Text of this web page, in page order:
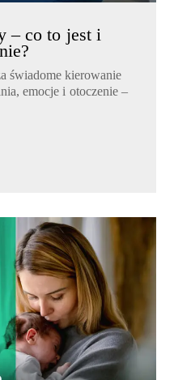
– co to jest i
świadome kierowanie
emocje i otoczenie –